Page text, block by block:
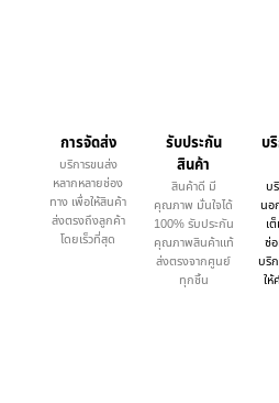
การจัดส่ง
บริการขนส่ง
หลากหลายช่อง
ทาง เพื่อให้สินค้า
ส่งตรงถึงลูกค้า
โดยเร็วที่สุด
รับประกัน
สินค้า
สินค้าดี มี
คุณภาพ มั่นใจได้
100% รับประกัน
คุณภาพสินค้าแท้
ส่งตรงจากศูนย์
ทุกชิ้น
บ
บ
นอ
เ
ซ่
บริ
ใ